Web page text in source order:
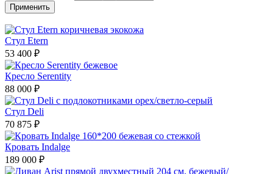
Стул Etern
53 400 ₽
Кресло Serentity
88 000 ₽
Стул Deli
70 875 ₽
Кровать Indalge
189 000 ₽